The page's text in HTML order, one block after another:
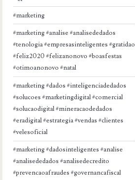
#marketing
#marketing #analise #analisededados
#tenologia #empresasinteligentes #gratidao
#feliz2020 #felizanonovo #boasfestas
#otimoanonovo #natal
#marketing #dados #inteligenciadedados
#solucoes #marketingdigital #comercial
#solucaodigital #mineracaodedados
#eradigital #estrategia #vendas #clientes
#velesoficial
#marketing #dadosinteligentes #analise
#analisededados #analisedecredito
#prevencaoafraudes #governancafiscal